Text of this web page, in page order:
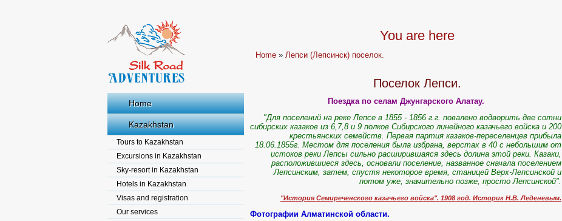
Home
Kazakhstan
Tours to Kazakhstan
Excursions in Kazakhstan
Sky-resort in Kazakhstan
Hotels in Kazakhstan
Visas and registration
Our services
You are here
Home »Лепси (Лепсинск) поселок.
Поселок Лепси.
Поездка по селам Джунгарского Алатау.
"Для поселений на реке Лепсе в 1855 - 1856 г.г. повалено водворить две сотни
сибирских казаков из 6,7,8 и 9 полков Сибирского линейного казачьего войска и 200
крестьянских семейств. Первая партия казаков-переселенцев прибыла
18.06.1855г. Местом для поселения была избрана, верстах в 40 с небольшим от
истоков реки Лепсы сильно расширившаяся здесь долина этой реки. Казаки,
расположившиеся здесь, основали поселение, названное сначала поселением
Лепсинским, затем, спустя некоторое время, станицей Верх-Лепсинской и
потом уже, значительно позже, просто Лепсинской".
"История Семиреченского казачьего войска". 1908 год. Историк Н.В. Леденевым.
Фотографии Алматинской области.